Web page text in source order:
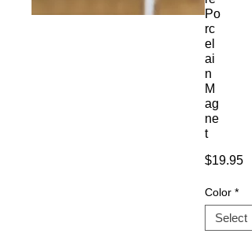
Po
rc
el
ai
n
M
ag
ne
t
$19.95
Color *